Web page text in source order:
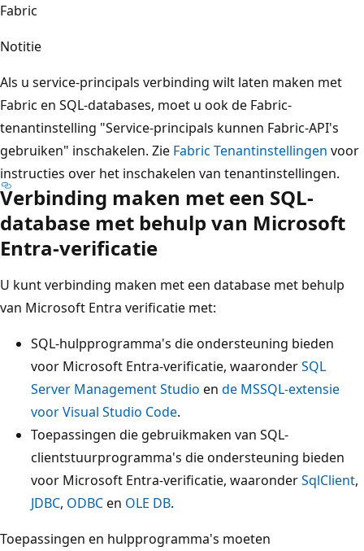
Fabric
Notitie
Als u service-principals verbinding wilt laten maken met
Fabric en SQL-databases, moet u ook de Fabric-
tenantinstelling "Service-principals kunnen Fabric-API's
gebruiken" inschakelen. Zie Fabric Tenantinstellingen voor
instructies over het inschakelen van tenantinstellingen.
Verbinding maken met een SQL-
database met behulp van Microsoft
Entra-verificatie
U kunt verbinding maken met een database met behulp
van Microsoft Entra verificatie met:
SQL-hulpprogramma's die ondersteuning bieden
voor Microsoft Entra-verificatie, waaronderSQL
Server Management Studio en de MSSQL-extensie
voor Visual Studio Code.
Toepassingen die gebruikmaken van SQL-
clientstuurprogramma's die ondersteuning bieden
voor Microsoft Entra-verificatie, waaronderSqlClient,
JDBC, ODBCen OLE DB.
Toepassingen en hulpprogramma's moeten